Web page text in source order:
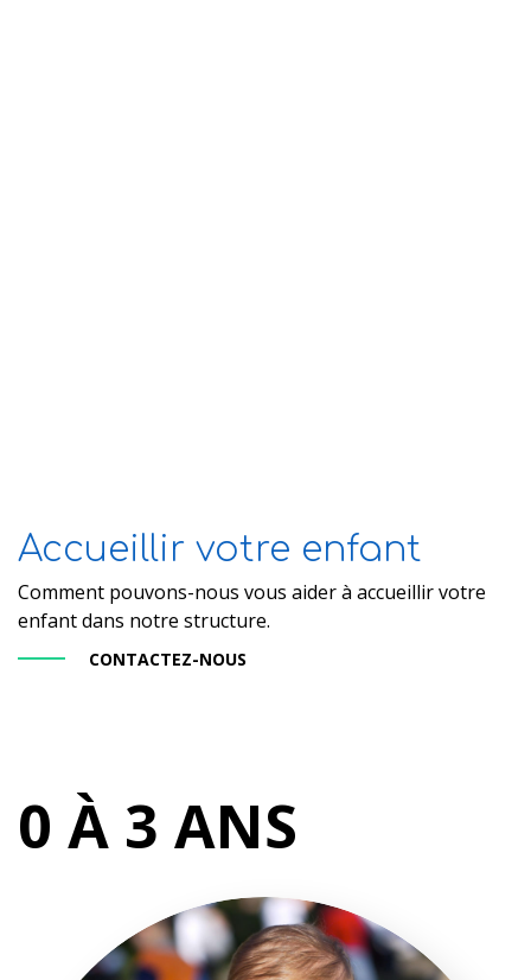
Accueillir votre enfant
Comment pouvons-nous vous aider à accueillir votre
enfant dans notre structure.
CONTACTEZ-NOUS
0 À 3 ANS